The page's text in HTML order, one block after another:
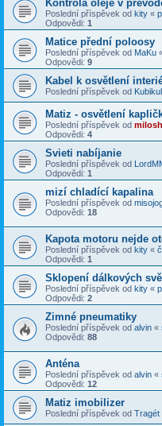
Kontrola oleje v
Poslední příspěvek od kity «
Odpovědi: 1
Matice přední poloosy
Poslední příspěvek od MaKu
Odpovědi: 9
Kabel k osvětlení
Poslední příspěvek od
Matiz - osvětlení
Poslední příspěvek od milosh
Odpovědi: 4
Svieti nabíjanie
Poslední příspěvek od
Odpovědi: 1
mizí chladící kapalina
Poslední příspěvek od
Odpovědi: 18
Kapota motoru nejde
Poslední příspěvek od kity «
Odpovědi: 1
Sklopení dálkových
Poslední příspěvek od kity «
Odpovědi: 2
Zimné pneumatiky
Poslední příspěvek od alvin «
Odpovědi: 88
Anténa
Poslední příspěvek od alvin «
Odpovědi: 12
Matiz imobilizer
Poslední příspěvek od Tragét